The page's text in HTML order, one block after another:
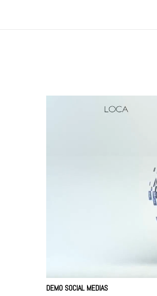
DEMO SOCIAL MEDIAS